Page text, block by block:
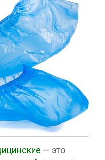
— это